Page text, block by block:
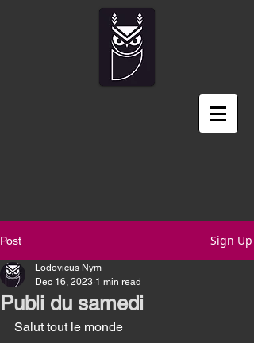
Post Sign Up
Publi du samedi
Lodovicus Nym
Dec 16, 2023 1 min read
Salut tout le monde